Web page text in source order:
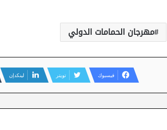
مهرجان الحمامات الدولي
فيسبوك تويتر لينكدإن